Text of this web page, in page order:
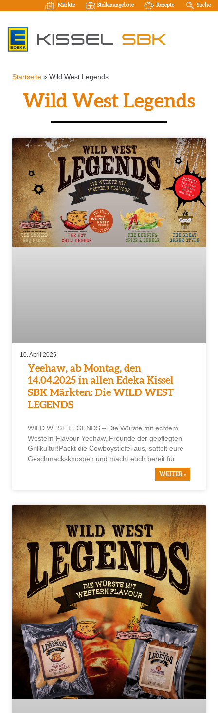
Märkte Stellenangebote Rezepte Suche
Startseite » Wild West Legends
Wild West Legends
Yeehaw, ab Montag, den
14.04.2025 in allen Edeka Kissel
SBK Märkten: Die WILD WEST
LEGENDS
WILD WEST LEGENDS – Die Würste mit echtem
Western-Flavour Yeehaw, Freunde der gepflegten
Grillkultur!Packt die Cowboystiefel aus, sattelt eure
Geschmacksknospen und macht euch bereit für
WEITER »
10. April 2025